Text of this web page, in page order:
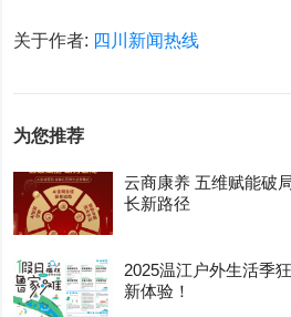
关于作者: 四川新闻热线
为您推荐
云商康养 五维赋能破
长新路径
2025温江户外生活季
新体验！